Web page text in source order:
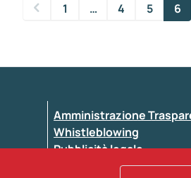
1 … 4 5 6
Amministrazione
Whistleblowing
Pubblicità legale
Atti di notifica